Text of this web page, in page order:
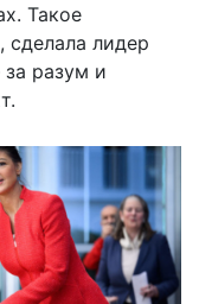
Такое
сделала лидер
разум и